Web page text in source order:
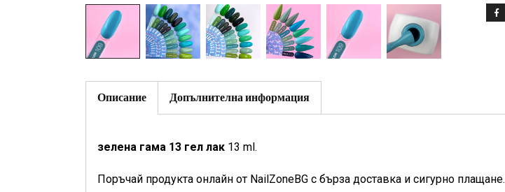
Описание Допълнителна информация
зелена гама 13 гел лак 13 ml.
Поръчай продукта онлайн от NailZoneBG с бърза доставка и сигурно плащане.